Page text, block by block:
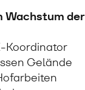
Wachstum der
Koordinator
Gelände